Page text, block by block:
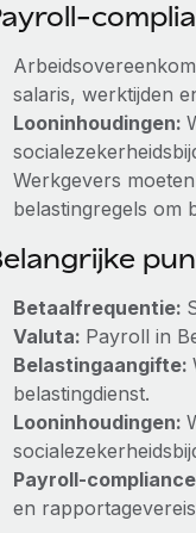
salaris, werktijden
Looninhoudingen:
Werkgevers
belastingregels om
Betaalfrequentie:
Valuta: Payroll in
Belastingaangifte:
belastingdienst.
Looninhoudingen:
Payroll-
en